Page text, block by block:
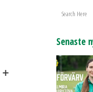
Senaste